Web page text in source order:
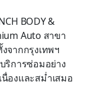
BODY &
Auto สาขา
จากกรุงเทพฯ
ริการซ่อมอย่าง
องและสม่ำเสมอ